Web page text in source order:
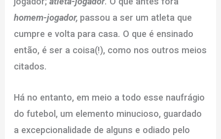
homem-jogador, passou a ser um atleta que
cumpre e volta para casa. O que é ensinado
então, é ser a coisa(!), como nos outros meios
citados.
Há no entanto, em meio a todo esse naufrágio
do futebol, um elemento minucioso, guardado
a excepcionalidade de alguns e odiado pelo